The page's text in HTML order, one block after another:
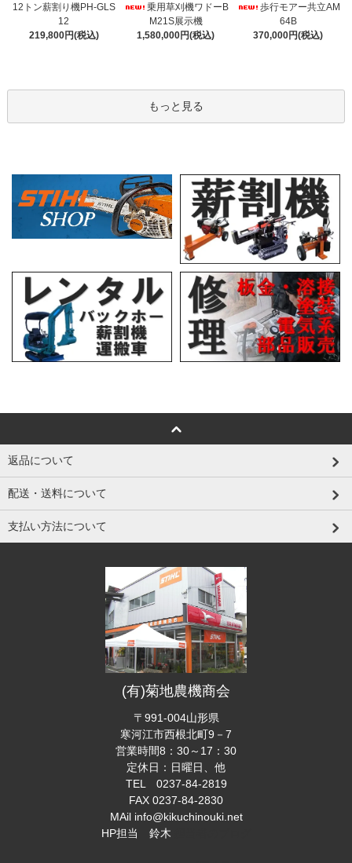
12トン薪割り機PH-GLS
12
219,800円(税込)
乗用草刈機ワドーB
M21S展示機
1,580,000円(税込)
歩行モアー共立AM
64B
370,000円(税込)
もっと見る
返品について
配送・送料について
支払い方法について
(有)菊地農機商会
〒991-004山形県
寒河江市西根北町9－7
営業時間8：30～17：30
定休日：日曜日、他
TEL 0237-84-2819
FAX 0237-84-2830
MAil info@kikuchinouki.net
HP担当 鈴木